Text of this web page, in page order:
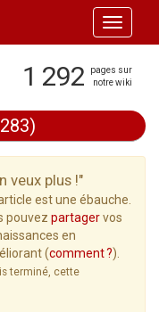
Toggle
1 292
pages sur
notre wiki
veux plus !"
est une ébauche.
pouvez partagervos
en
(comment ?).
terminé, cette